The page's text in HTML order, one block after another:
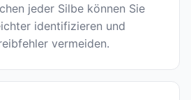
jeder Silbe können Sie
identifizieren und
vermeiden.